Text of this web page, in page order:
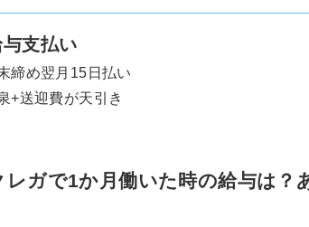
支払い
締め翌月15日払い
+送迎費が天引き
レガで1か月働いた時の給与は？